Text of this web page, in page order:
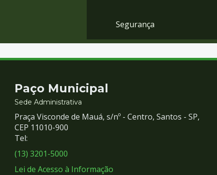
Segurança
Contato
e
Redes
Sociais
Paço Municipal
Sede Administrativa
Praça Visconde de Mauá, s/nº - Centro, Santos - SP,
CEP 11010-900
Tel:
(13) 3201-5000
Lei de Acesso à Informação